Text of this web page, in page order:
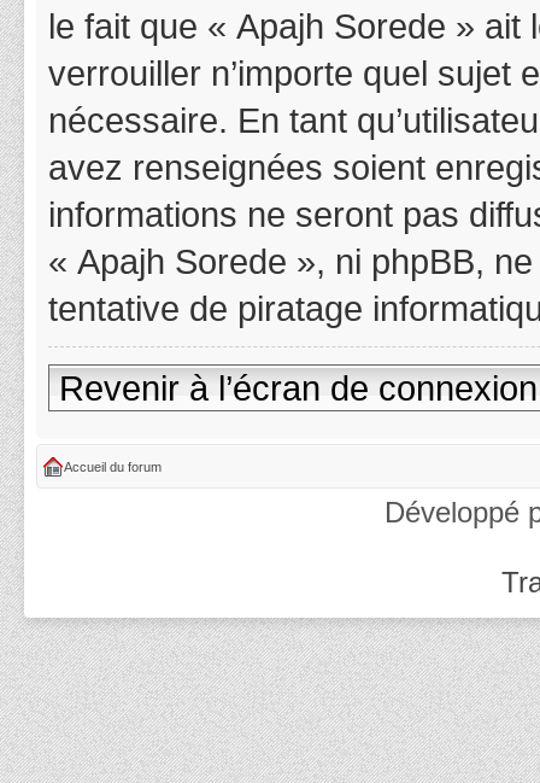
le fait que « Apajh Sorede »
verrouiller n’importe quel sujet
nécessaire. En tant
avez renseignées soient
informations ne seront pas
« Apajh Sorede », ni phpBB,
tentative de piratage
Revenir à l’écran de connexion
Accueil du forum
Développé